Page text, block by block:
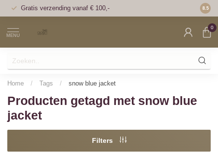
Gratis verzending vanaf € 100,- Voor
8.5
MENU
0
Home / Tags / snow blue jacket
Producten getagd met snow blue
jacket
Filters